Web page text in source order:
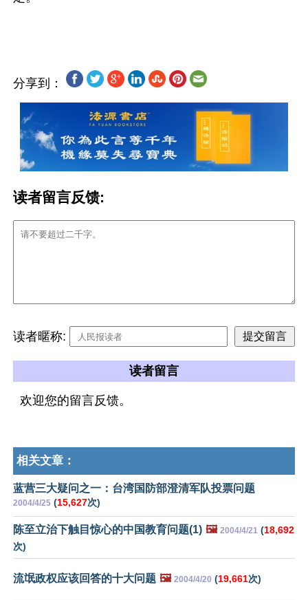
分享到：
读者留言反馈:
读者暱称:
读者留言
欢迎您的留言反馈。
相关文章：
蓝营三大疑问之一：台湾国防部澄清军队投票问题
2004/4/25 (15,627次)
陈至立治下触目惊心的中国教育问题(1) 🖼️ 2004/4/21 (18,692
次)
流氓政权应该回答的十大问题 🖼️ 2004/4/20 (19,661次)